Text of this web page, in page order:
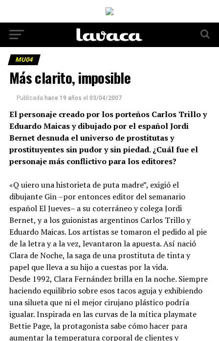
MU04
Más clarito, imposible
Publicada hace 19 años el 03/04/2007
El personaje creado por los porteños Carlos Trillo y
Eduardo Maicas y dibujado por el español Jordi
Bernet desnuda el universo de prostitutas y
prostituyentes sin pudor y sin piedad. ¿Cuál fue el
personaje más conflictivo para los editores?
«Q uiero una historieta de puta madre”, exigió el
dibujante Gin –por entonces editor del semanario
español El Jueves– a su coterráneo y colega Jordi
Bernet, y a los guionistas argentinos Carlos Trillo y
Eduardo Maicas. Los artistas se tomaron el pedido al pie
de la letra y a la vez, levantaron la apuesta. Así nació
Clara de Noche, la saga de una prostituta de tinta y
papel que lleva a su hijo a cuestas por la vida.
Desde 1992, Clara Fernández brilla en la noche. Siempre
haciendo equilibrio sobre esos tacos aguja y exhibiendo
una silueta que ni el mejor cirujano plástico podría
igualar. Inspirada en las curvas de la mítica playmate
Bettie Page, la protagonista sabe cómo hacer para
aumentar la temperatura corporal de clientes y